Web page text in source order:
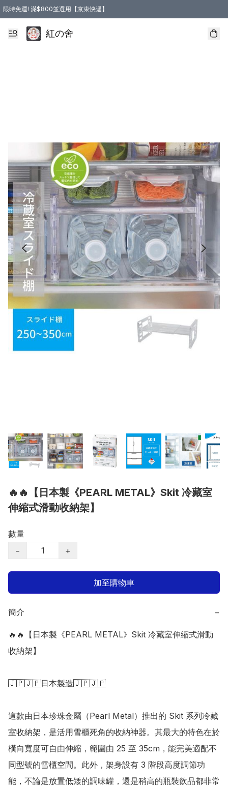
限時免運! 滿$800並選用【京東快遞】
紅の舍
🔥🔥【日本製《PEARL METAL》Skit 冷藏室
伸縮式滑動收納架】
數量
−
+
加至購物車
簡介 −
🔥🔥【日本製《PEARL METAL》Skit 冷藏室伸縮式滑動
收納架】
🇯🇵🇯🇵日本製造🇯🇵🇯🇵
這款由日本珍珠金屬（Pearl Metal）推出的 Skit 系列冷藏
室收納架，是活用雪櫃死角的收納神器。其最大的特色在於
橫向寬度可自由伸縮，範圍由 25 至 35cm，能完美適配不
同型號的雪櫃空間。此外，架身設有 3 階段高度調節功
能，不論是放置低矮的調味罐，還是稍高的瓶裝飲品都非常